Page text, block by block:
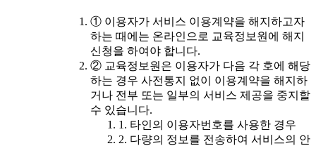
① 이용자가 서비스 이용계약을 해지하고자
하는 때에는 온라인으로 교육정보원에 해지
신청을 하여야 합니다.
② 교육정보원은 이용자가 다음 각 호에 해당
하는 경우 사전통지 없이 이용계약을 해지하
거나 전부 또는 일부의 서비스 제공을 중지할
수 있습니다.
1. 타인의 이용자번호를 사용한 경우
2. 다량의 정보를 전송하여 서비스의 안